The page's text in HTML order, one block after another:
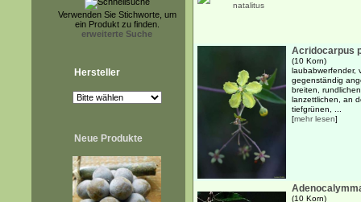
Verwenden Sie Stichworte, um
ein Produkt zu finden.
erweiterte Suche
Hersteller
Neue Produkte
Acridocarpus
(10 Korn)
laubabwerfender,
gegenständig
breiten,
lanzettlichen, an
tiefgrünen, ...
[mehr lesen]
(10 Korn)